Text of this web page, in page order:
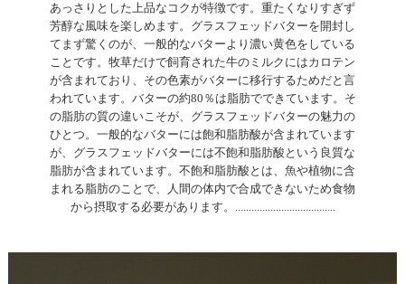
あっさりとした上品なコクが特徴です。重たくなりすぎず
芳醇な風味を楽しめます。グラスフェッドバターを開封し
てまず驚くのが、一般的なバターより濃い黄色をしている
ことです。牧草だけで飼育された牛のミルクにはカロテン
が含まれており、その色素がバターに移行するためだと言
われています。バターの約80％は脂肪でできています。そ
の脂肪の質の違いこそが、グラスフェッドバターの魅力の
ひとつ。一般的なバターには飽和脂肪酸が含まれています
が、グラスフェッドバターには不飽和脂肪酸という良質な
脂肪が含まれています。不飽和脂肪酸とは、魚や植物に含
まれる脂肪のことで、人間の体内で合成できないため食物
から摂取する必要があります。.....................................